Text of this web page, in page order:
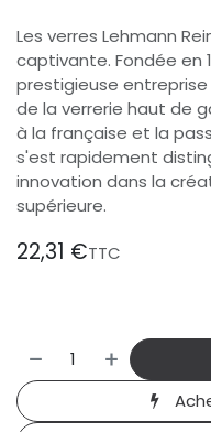
Les verres Lehmann
captivante. Fondée en
prestigieuse
de la verrerie haut de
à la française et la
s'est rapidement
innovation dans la
supérieure.
22,31 €TTC